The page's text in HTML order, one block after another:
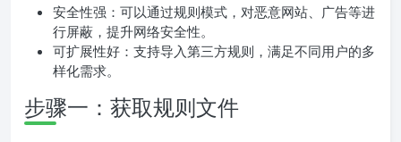
安全性强：可以通过规则模式，对恶意网站、广告等进
行屏蔽，提升网络安全性。
可扩展性好：支持导入第三方规则，满足不同用户的多
样化需求。
步骤一：获取规则文件